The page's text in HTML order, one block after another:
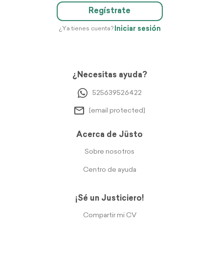
Regístrate
¿Ya tienes cuenta? Iniciar sesión
¿Necesitas ayuda?
525639526422
[email protected]
Acerca de Jüsto
Sobre nosotros
Centro de ayuda
¡Sé un Justiciero!
Compartir mi CV